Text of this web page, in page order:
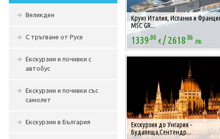
Великден
С тръгване от Русе
Екскурзии и почивки с
автобус
Екскурзии и почивки със
самолет
Екскурзии в България
Круиз Италия, Испания и
MSC GR...
1339.00 € /2618.86 лв.
Екскурзия до Унгария -
Будапеща,Сентендр...